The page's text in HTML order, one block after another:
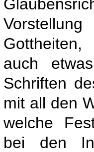
auch
Schriften
mit all den
welche
bei den